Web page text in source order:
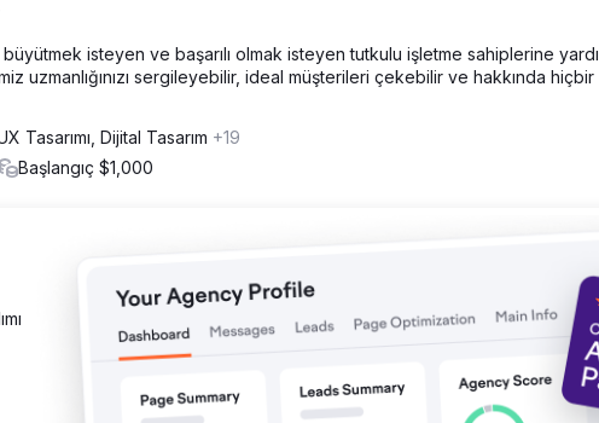
oluşturabilecek ve daha fazla dönüşüm sağlayabilecek daha ikna
sitesi tasarladık ve ardından bunu özel, duyarlı bir WordPress
daha etkili bir şekilde yönlendirmek ve daha sorunsuz bir dönüşüm
geliştirilmiş iletişim kanalları kullanıcıların iletişime geçmesini
rekabetçi bir finans piyasasında daha güçlü bir platform sağladı.
isteyen ve başarılı olmak isteyen tutkulu işletme sahiplerine
uzmanlığınızı sergileyebilir, ideal müşterileri çekebilir ve hakkında
Tasarımı, Dijital Tasarım +19
Başlangıç $1,000